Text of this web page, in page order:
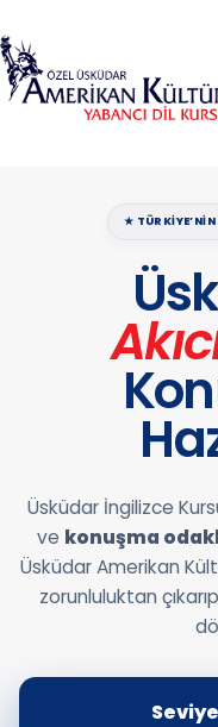
★
Üsküdar İngilizce
ve konuşma
Üsküdar Amerikan
zorunluluktan